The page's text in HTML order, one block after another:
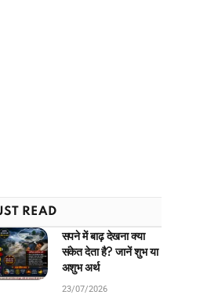
READ
सपने में बाढ़ देखना क्या
संकेत देता है? जानें शुभ या
अशुभ अर्थ
23/07/2026